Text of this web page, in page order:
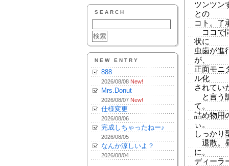
SEARCH
NEW ENTRY
888
2026/08/08 New!
Mrs.Donut
2026/08/07 New!
仕様変更
2026/08/06
完成しちゃったねー♪
2026/08/05
なんか涼しいよ？
2026/08/04
ツンツン
との
コト。了
ココで
状に
虫歯が進
が、
正面モニ
ル化
されてい
と言う
て。
詰め物用
ぃ。
しっかり
退散。
に。
ディーラ